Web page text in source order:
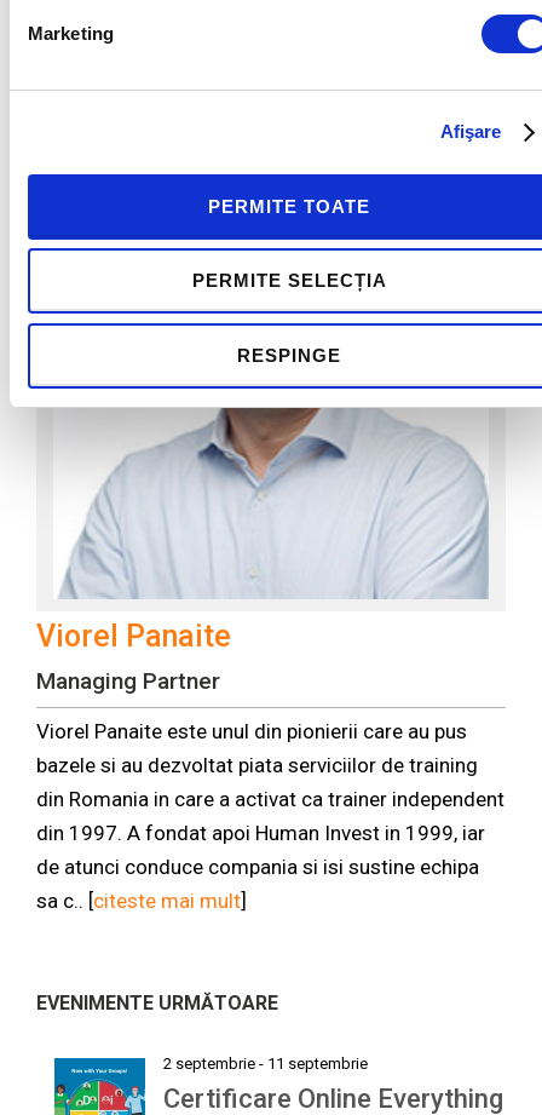
Marketing
Afişare
PERMITE TOATE
PERMITE SELECȚIA
RESPINGE
THE LEADERSHIP CHALLENGE
Viorel Panaite
Managing Partner
Viorel Panaite este unul din pionierii care au pus
bazele si au dezvoltat piata serviciilor de training
din Romania in care a activat ca trainer independent
din 1997. A fondat apoi Human Invest in 1999, iar
de atunci conduce compania si isi sustine echipa
sa c.. [citeste mai mult]
EVENIMENTE URMĂTOARE
2 septembrie - 11 septembrie
Certificare Online Everything